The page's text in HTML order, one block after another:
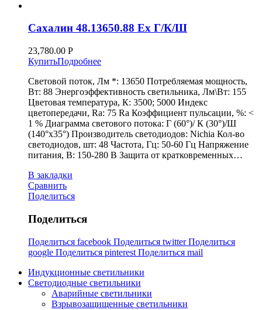
Сахалин 48.13650.88 Ex Г/К/Ш
23,780.00 Р
КупитьПодробнее
Световой поток, Лм *: 13650 Потребляемая мощность,
Вт: 88 Энергоэффективность светильника, Лм\Вт: 155
Цветовая температура, К: 3500; 5000 Индекс
цветопередачи, Ra: 75 Ra Коэффициент пульсации, %: <
1 % Диаграмма светового потока: Г (60°)/ К (30°)/Ш
(140°х35°) Производитель светодиодов: Nichia Кол-во
светодиодов, шт: 48 Частота, Гц: 50-60 Гц Напряжение
питания, В: 150-280 В Защита от кратковременных…
В закладки
Сравнить
Поделиться
Поделиться
Поделиться facebook Поделиться twitterПоделиться
google Поделиться pinterest Поделиться mail
Индукционные светильники
Светодиодные светильники
Аварийные светильники
Взрывозащищенные светильники